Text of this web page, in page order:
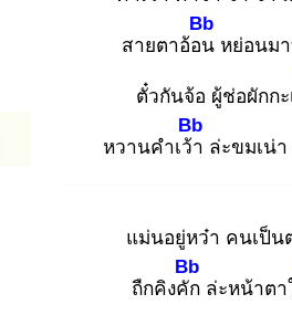
สายตาอ้อน
Bb
หย่อนมา
ตั๋วกันจ้อ ผู้ช่อผักกะ
หวานคำเว้า
Bb
ล่ะขมเน่า
แม่นอยู่หว๋า คนเป็น
ถืกคิงคัก
Bb
ล่ะหน้าตา